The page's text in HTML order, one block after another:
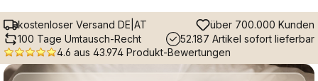
kostenloser Versand DE|AT
über 700.000 Kunden
100 Tage Umtausch-Recht
52.187 Artikel sofort lieferbar
4.6 aus 43.974 Produkt-Bewertungen